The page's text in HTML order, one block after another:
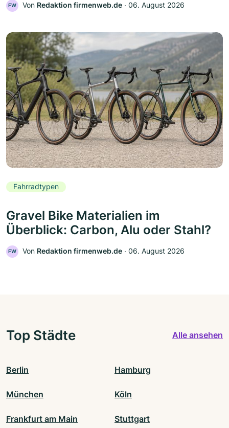
FW Von Redaktion firmenweb.de ‧ 06. August 2026
Fahrradtypen
Gravel Bike Materialien im
Überblick: Carbon, Alu oder Stahl?
FW Von Redaktion firmenweb.de ‧ 06. August 2026
Top Städte Alle ansehen
Berlin Hamburg
München Köln
Frankfurt am Main Stuttgart